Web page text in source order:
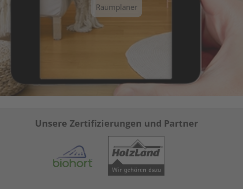
Raumplaner
Unsere Zertifizierungen und Partner